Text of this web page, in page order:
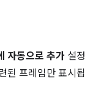
자동으로 추가 설정
된 프레임만 표시됩